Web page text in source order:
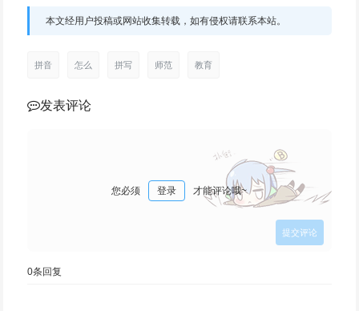
本文经用户投稿或网站收集转载，如有侵权请联系本站。
拼音 怎么 拼写 师范 教育
发表评论
您必须 登录 才能评论哦~
0条回复